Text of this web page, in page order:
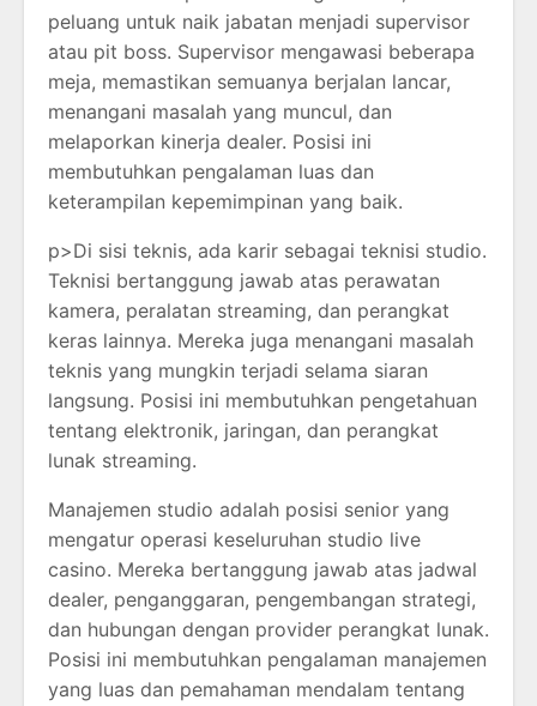
peluang untuk naik jabatan menjadi supervisor
atau pit boss. Supervisor mengawasi beberapa
meja, memastikan semuanya berjalan lancar,
menangani masalah yang muncul, dan
melaporkan kinerja dealer. Posisi ini
membutuhkan pengalaman luas dan
keterampilan kepemimpinan yang baik.
p>Di sisi teknis, ada karir sebagai teknisi studio.
Teknisi bertanggung jawab atas perawatan
kamera, peralatan streaming, dan perangkat
keras lainnya. Mereka juga menangani masalah
teknis yang mungkin terjadi selama siaran
langsung. Posisi ini membutuhkan pengetahuan
tentang elektronik, jaringan, dan perangkat
lunak streaming.
Manajemen studio adalah posisi senior yang
mengatur operasi keseluruhan studio live
casino. Mereka bertanggung jawab atas jadwal
dealer, penganggaran, pengembangan strategi,
dan hubungan dengan provider perangkat lunak.
Posisi ini membutuhkan pengalaman manajemen
yang luas dan pemahaman mendalam tentang